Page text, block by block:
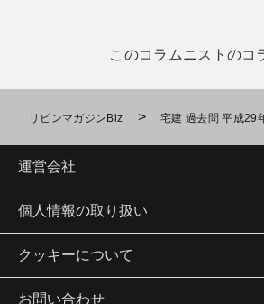
このコラムニストのコ
リビンマガジンBiz > 宅建 過去問 平成29
運営会社
個人情報の取り扱い
クッキーについて
お問い合わせ